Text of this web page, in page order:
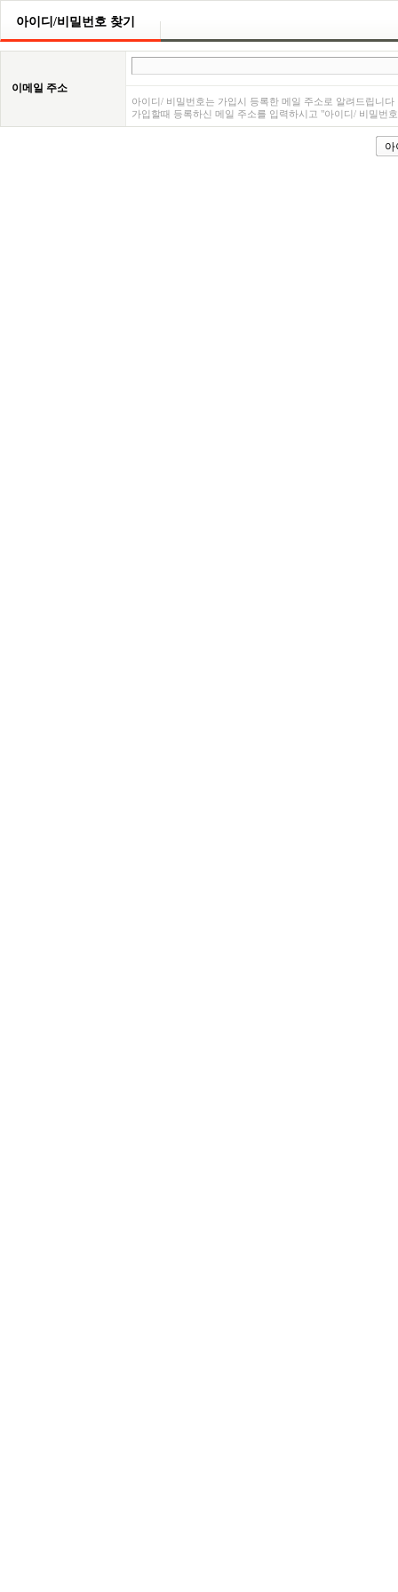
아이디/비밀번호 찾기
이메일 주소
아이디/ 비밀번호는 가입시 등록한 메일 주소로 알려드립니다
가입할때 등록하신 메일 주소를 입력하시고 "아이디/ 비밀번